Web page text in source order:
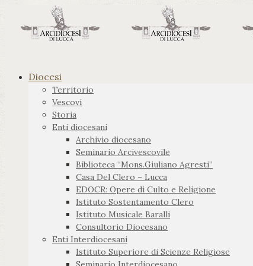
Diocesi
Territorio
Vescovi
Storia
Enti diocesani
Archivio diocesano
Seminario Arcivescovile
Biblioteca “Mons.Giuliano Agresti”
Casa Del Clero – Lucca
EDOCR: Opere di Culto e Religione
Istituto Sostentamento Clero
Istituto Musicale Baralli
Consultorio Diocesano
Enti Interdiocesani
Istituto Superiore di Scienze Religiose